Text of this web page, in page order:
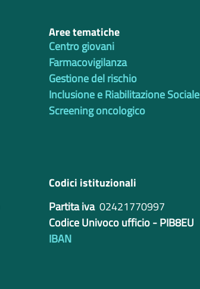
Aree tematiche
Centro giovani
Farmacovigilanza
Gestione del rischio
Inclusione e Riabilitazione Sociale
Screening oncologico
Codici istituzionali
Partita iva 02421770997
Codice Univoco ufficio - PIB8EU
IBAN